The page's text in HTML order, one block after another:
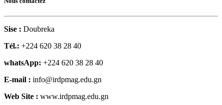
Sise : Doubreka
Tél.: +224 620 38 28 40
whatsApp: +224 620 38 28 40
E-mail : info@irdpmag.edu.gn
Web Site : www.irdpmag.edu.gn